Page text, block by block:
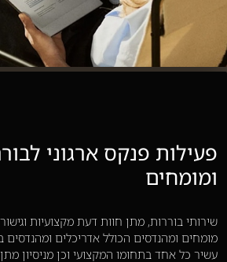
פעילות פנקס ארגוני
ומומחים
שירותי בוררות, מתן חוות דעת מקצועיות
מומחים ומהנדסים הכולל אדריכלים ומהנדסים
עשיר כל אחד בתחומו המקצועי וכן מניסיון